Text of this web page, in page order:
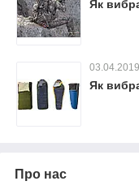
Як
03.04.2019
Як
Про нас